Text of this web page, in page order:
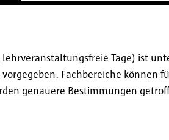
Tage) ist
Fachbereiche können
genauere Bestimmungen